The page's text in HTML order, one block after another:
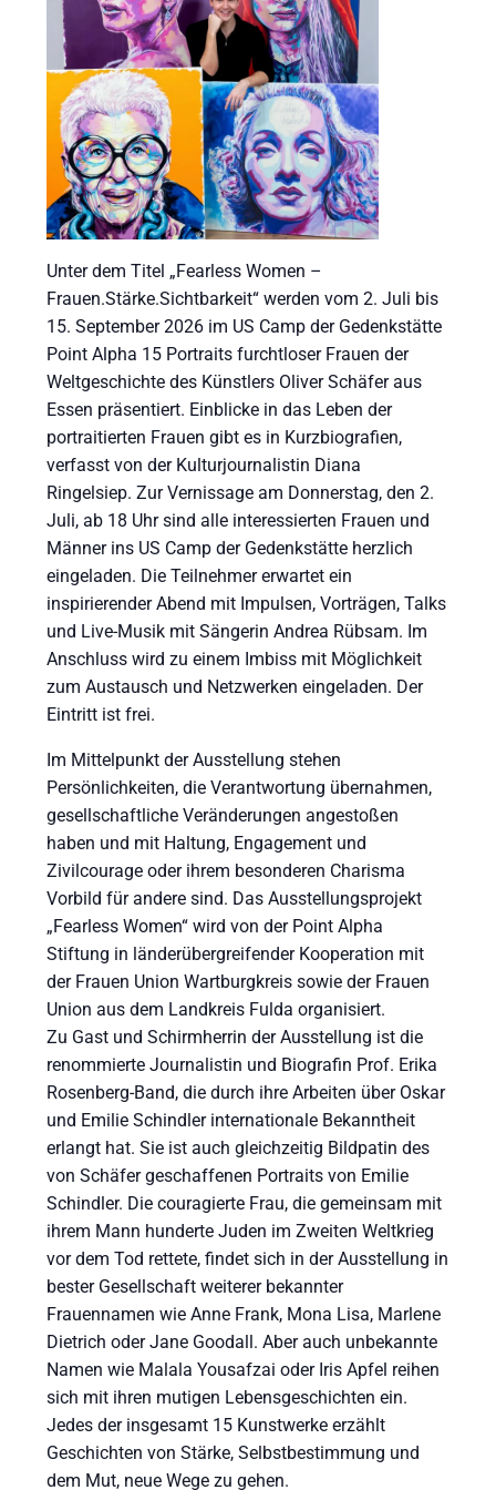
Unter dem Titel „Fearless Women –
Frauen.Stärke.Sichtbarkeit“ werden vom 2. Juli bis
15. September 2026 im US Camp der Gedenkstätte
Point Alpha 15 Portraits furchtloser Frauen der
Weltgeschichte des Künstlers Oliver Schäfer aus
Essen präsentiert. Einblicke in das Leben der
portraitierten Frauen gibt es in Kurzbiografien,
verfasst von der Kulturjournalistin Diana
Ringelsiep. Zur Vernissage am Donnerstag, den 2.
Juli, ab 18 Uhr sind alle interessierten Frauen und
Männer ins US Camp der Gedenkstätte herzlich
eingeladen. Die Teilnehmer erwartet ein
inspirierender Abend mit Impulsen, Vorträgen, Talks
und Live-Musik mit Sängerin Andrea Rübsam. Im
Anschluss wird zu einem Imbiss mit Möglichkeit
zum Austausch und Netzwerken eingeladen. Der
Eintritt ist frei.
Im Mittelpunkt der Ausstellung stehen
Persönlichkeiten, die Verantwortung übernahmen,
gesellschaftliche Veränderungen angestoßen
haben und mit Haltung, Engagement und
Zivilcourage oder ihrem besonderen Charisma
Vorbild für andere sind. Das Ausstellungsprojekt
„Fearless Women“ wird von der Point Alpha
Stiftung in länderübergreifender Kooperation mit
der Frauen Union Wartburgkreis sowie der Frauen
Union aus dem Landkreis Fulda organisiert.
Zu Gast und Schirmherrin der Ausstellung ist die
renommierte Journalistin und Biografin Prof. Erika
Rosenberg-Band, die durch ihre Arbeiten über Oskar
und Emilie Schindler internationale Bekanntheit
erlangt hat. Sie ist auch gleichzeitig Bildpatin des
von Schäfer geschaffenen Portraits von Emilie
Schindler. Die couragierte Frau, die gemeinsam mit
ihrem Mann hunderte Juden im Zweiten Weltkrieg
vor dem Tod rettete, findet sich in der Ausstellung in
bester Gesellschaft weiterer bekannter
Frauennamen wie Anne Frank, Mona Lisa, Marlene
Dietrich oder Jane Goodall. Aber auch unbekannte
Namen wie Malala Yousafzai oder Iris Apfel reihen
sich mit ihren mutigen Lebensgeschichten ein.
Jedes der insgesamt 15 Kunstwerke erzählt
Geschichten von Stärke, Selbstbestimmung und
dem Mut, neue Wege zu gehen.